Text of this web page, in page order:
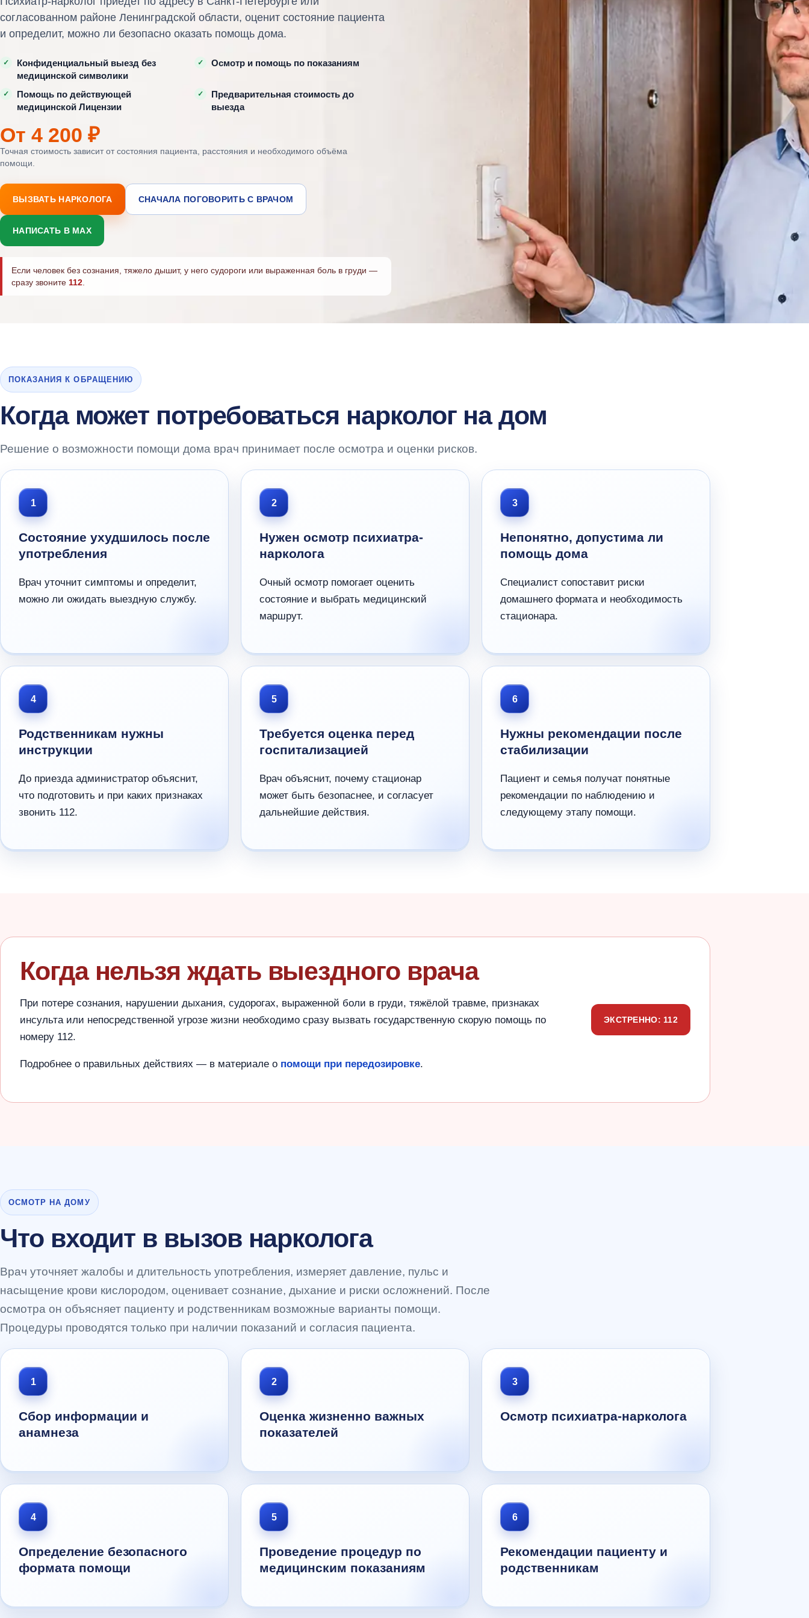
согласованном районе Ленинградской области, оценит состояние пациента
и определит, можно ли безопасно оказать помощь дома.
Конфиденциальный выезд без
медицинской символики
Осмотр и помощь по показаниям
Помощь по действующей
медицинской Лицензии
Предварительная стоимость до
выезда
От 4 200 ₽
Точная стоимость зависит от состояния пациента, расстояния и необходимого объёма
помощи.
ВЫЗВАТЬ НАРКОЛОГА СНАЧАЛА ПОГОВОРИТЬ С ВРАЧОМ
НАПИСАТЬ В MAX
Если человек без сознания, тяжело дышит, у него судороги или выраженная боль в груди —
сразу звоните 112
ПОКАЗАНИЯ К ОБРАЩЕНИЮ
Когда может потребоваться нарколог на дом
Решение о возможности помощи дома врач принимает после осмотра и оценки рисков.
1
Состояние ухудшилось после
употребления
Врач уточнит симптомы и определит,
можно ли ожидать выездную службу.
2
Нужен осмотр психиатра-
нарколога
Очный осмотр помогает оценить
состояние и выбрать медицинский
маршрут.
3
Непонятно, допустима ли
помощь дома
Специалист сопоставит риски
домашнего формата и необходимость
стационара.
4
Родственникам нужны
инструкции
До приезда администратор объяснит,
что подготовить и при каких признаках
звонить 112.
5
Требуется оценка перед
госпитализацией
Врач объяснит, почему стационар
может быть безопаснее, и согласует
дальнейшие действия.
6
Нужны рекомендации после
стабилизации
Пациент и семья получат понятные
рекомендации по наблюдению и
следующему этапу помощи.
Когда нельзя ждать выездного врача
При потере сознания, нарушении дыхания, судорогах, выраженной боли в груди, тяжёлой травме, признаках
инсульта или непосредственной угрозе жизни необходимо сразу вызвать государственную скорую помощь по
номеру 112.
Подробнее о правильных действиях — в материале о помощи при передозировке.
ЭКСТРЕННО: 112
ОСМОТР НА ДОМУ
Что входит в вызов нарколога
Врач уточняет жалобы и длительность употребления, измеряет давление, пульс и
насыщение крови кислородом, оценивает сознание, дыхание и риски осложнений. После
осмотра он объясняет пациенту и родственникам возможные варианты помощи.
Процедуры проводятся только при наличии показаний и согласия пациента.
1
Сбор информации и
анамнеза
2
Оценка жизненно важных
показателей
3
Осмотр психиатра-нарколога
4
Определение безопасного
формата помощи
5
Проведение процедур по
медицинским показаниям
6
Рекомендации пациенту и
родственникам